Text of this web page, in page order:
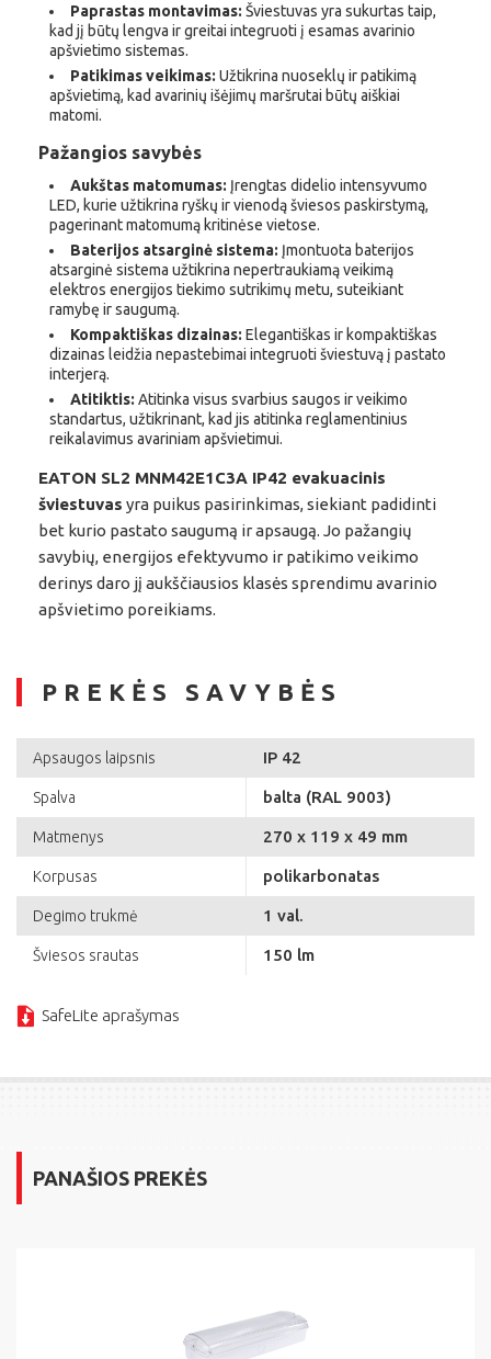
Paprastas montavimas: Šviestuvas yra sukurtas taip,
kad jį būtų lengva ir greitai integruoti į esamas avarinio
apšvietimo sistemas.
Patikimas veikimas: Užtikrina nuoseklų ir patikimą
apšvietimą, kad avarinių išėjimų maršrutai būtų aiškiai
matomi.
Pažangios savybės
Aukštas matomumas: Įrengtas didelio intensyvumo
LED, kurie užtikrina ryškų ir vienodą šviesos paskirstymą,
pagerinant matomumą kritinėse vietose.
Baterijos atsarginė sistema: Įmontuota baterijos
atsarginė sistema užtikrina nepertraukiamą veikimą
elektros energijos tiekimo sutrikimų metu, suteikiant
ramybę ir saugumą.
Kompaktiškas dizainas: Elegantiškas ir kompaktiškas
dizainas leidžia nepastebimai integruoti šviestuvą į pastato
interjerą.
Atitiktis: Atitinka visus svarbius saugos ir veikimo
standartus, užtikrinant, kad jis atitinka reglamentinius
reikalavimus avariniam apšvietimui.
EATON SL2 MNM42E1C3A IP42 evakuacinis
šviestuvas yra puikus pasirinkimas, siekiant padidinti
bet kurio pastato saugumą ir apsaugą. Jo pažangių
savybių, energijos efektyvumo ir patikimo veikimo
derinys daro jį aukščiausios klasės sprendimu avarinio
apšvietimo poreikiams.
PREKĖS SAVYBĖS
Apsaugos laipsnis IP 42
Spalva balta (RAL 9003)
Matmenys 270 x 119 x 49 mm
Korpusas polikarbonatas
Degimo trukmė 1 val.
Šviesos srautas 150 lm
SafeLite aprašymas
PANAŠIOS PREKĖS